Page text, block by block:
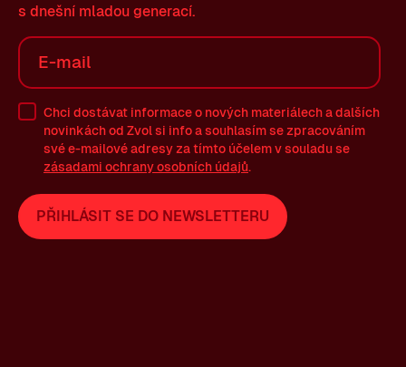
s dnešní mladou generací.
Chci dostávat informace o nových materiálech a dalších
novinkách od Zvol si info a souhlasím se zpracováním
svée-mailovéadresy za tímto účelem v souladu se
zásadami ochrany osobních údajů.
PŘIHLÁSIT SE DO NEWSLETTERU